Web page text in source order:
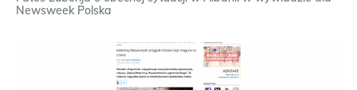
Newsweek Polska